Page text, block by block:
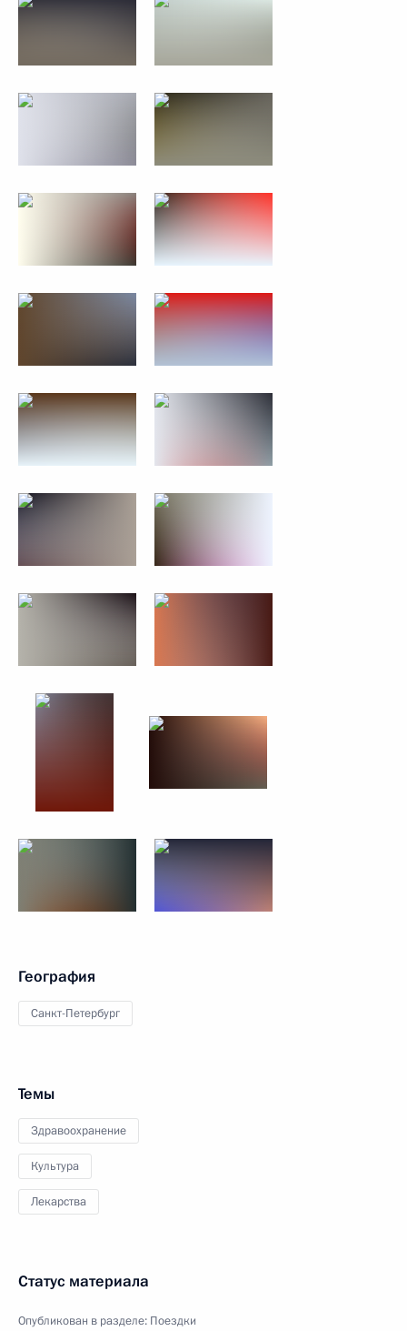
География
Санкт-Петербург
Темы
Здравоохранение
Культура
Лекарства
Статус материала
Опубликован в разделе: Поездки